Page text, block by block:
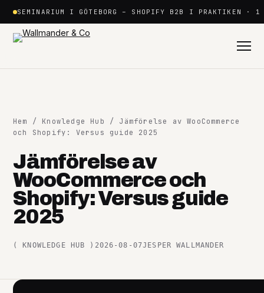
innehåll
SEMINARIUM I GÖTEBORG – SHOPIFY B2B I PRAKTIKEN · 1
Shopify
Plattformar
Tjänster +
Hem / Knowledge Hub
/ Jämförelse av WooCommerce
och Shopify: Versus guide 2025
Jämförelse av
WooCommerce och
Shopify: Versus guide
2025
( KNOWLEDGE HUB ) 2026-08-07JESPER WALLMANDER